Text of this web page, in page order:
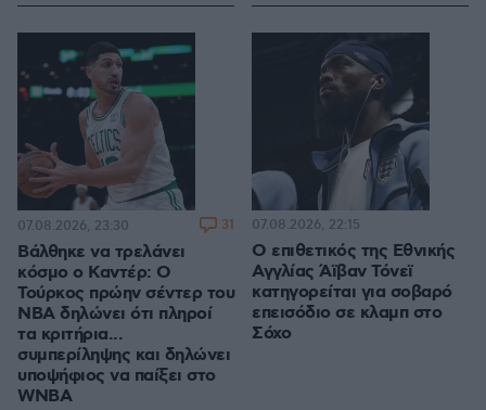
Βάλθηκε να τρελάνει
κόσμο ο Καντέρ: Ο
Τούρκος πρώην σέντερ του
NBA δηλώνει ότι πληροί
τα κριτήρια...
συμπερίληψης και δηλώνει
υποψήφιος να παίξει στο
WNBA
07.08.2026, 23:30 31
Ο επιθετικός της Εθνικής
Αγγλίας Άϊβαν Τόνεϊ
κατηγορείται για σοβαρό
επεισόδιο σε κλαμπ στο
Σόχο
07.08.2026, 22:15